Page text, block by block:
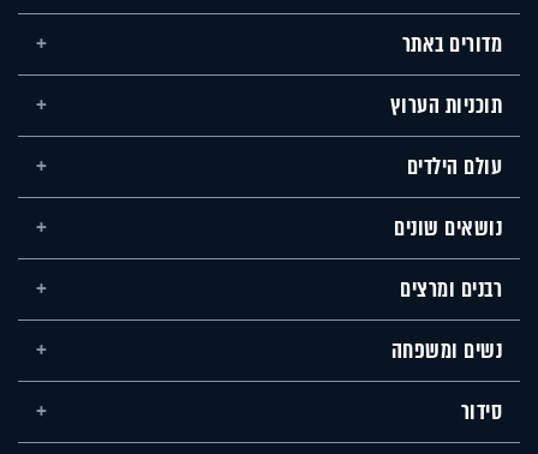
מדורים באתר
תוכניות הערוץ
עולם הילדים
נושאים שונים
רבנים ומרצים
נשים ומשפחה
סידור